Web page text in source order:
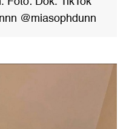
@miasophdunn